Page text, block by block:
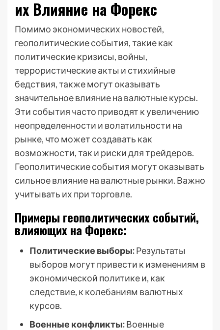
их Влияние на Форекс
Помимо экономических новостей,
геополитические события, такие как
политические кризисы, войны,
террористические акты и стихийные
бедствия, также могут оказывать
значительное влияние на валютные курсы.
Эти события часто приводят к увеличению
неопределенности и волатильности на
рынке, что может создавать как
возможности, так и риски для трейдеров.
Геополитические события могут оказывать
сильное влияние на валютные рынки. Важно
учитывать их при торговле.
Примеры геополитических событий,
влияющих на Форекс:
Политические выборы:Результаты
выборов могут привести к изменениям в
экономической политике и, как
следствие, к колебаниям валютных
курсов.
Военные конфликты:Военные